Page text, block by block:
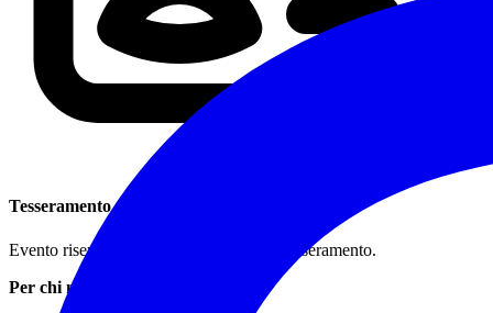
Tesseramento
Evento riservato ai soci in regola con il tesseramento.
Per chi non possiede la tessera: